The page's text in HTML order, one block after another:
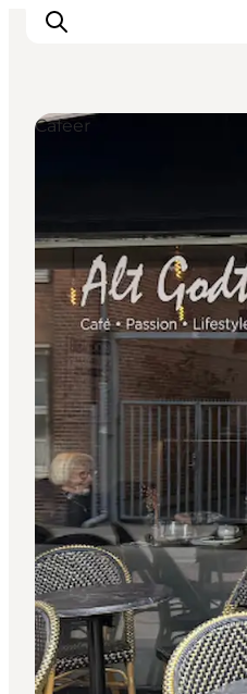
Events
Spis
Overnat
Planlæg din tur
Cafeer